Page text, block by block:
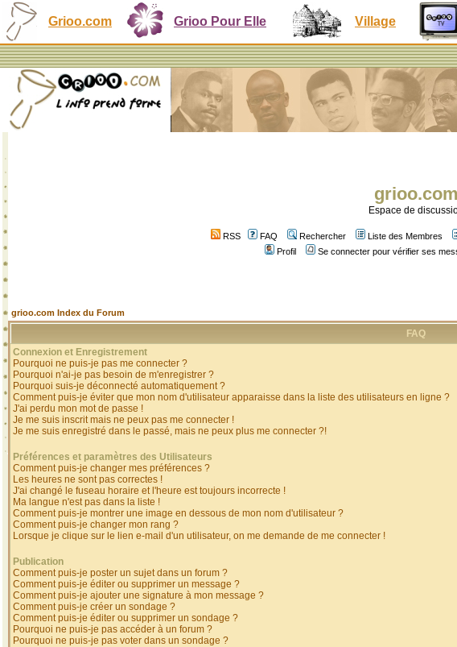
Grioo.com Grioo Pour Elle Village
grioo.com
Espace de
RSS FAQ Rechercher Liste des Membres
Profil
Se connecter pour vérifier ses
grioo.com Index du Forum
FAQ
Connexion et Enregistrement
Pourquoi ne puis-je pas me connecter ?
Pourquoi n'ai-je pas besoin de m'enregistrer ?
Pourquoi suis-je déconnecté automatiquement ?
Comment puis-je éviter que mon nom d'utilisateur apparaisse dans la liste des utilisateurs en ligne ?
J'ai perdu mon mot de passe !
Je me suis inscrit mais ne peux pas me connecter !
Je me suis enregistré dans le passé, mais ne peux plus me connecter ?!
Préférences et paramètres des Utilisateurs
Comment puis-je changer mes préférences ?
Les heures ne sont pas correctes !
J'ai changé le fuseau horaire et l'heure est toujours incorrecte !
Ma langue n'est pas dans la liste !
Comment puis-je montrer une image en dessous de mon nom d'utilisateur ?
Comment puis-je changer mon rang ?
Lorsque je clique sur le lien e-mail d'un utilisateur, on me demande de me connecter !
Publication
Comment puis-je poster un sujet dans un forum ?
Comment puis-je éditer ou supprimer un message ?
Comment puis-je ajouter une signature à mon message ?
Comment puis-je créer un sondage ?
Comment puis-je éditer ou supprimer un sondage ?
Pourquoi ne puis-je pas accéder à un forum ?
Pourquoi ne puis-je pas voter dans un sondage ?